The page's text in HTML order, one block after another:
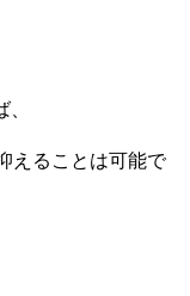
えることは可能で